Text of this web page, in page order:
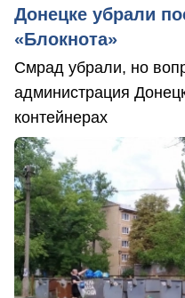
Донецке убрали
«Блокнота»
Смрад убрали, но
администрация
контейнерах